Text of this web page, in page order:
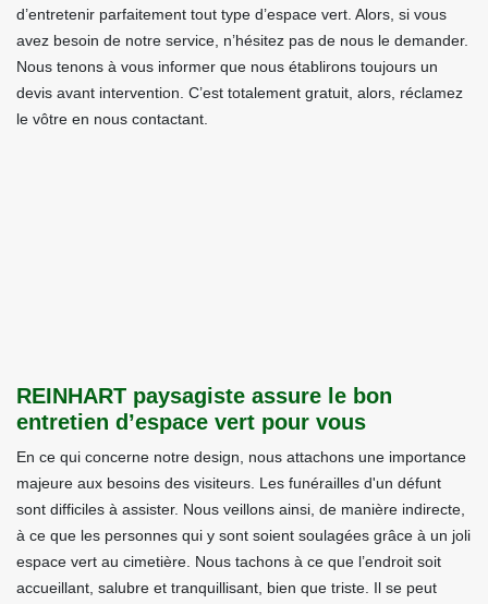
d’entretenir parfaitement tout type d’espace vert. Alors, si vous
avez besoin de notre service, n’hésitez pas de nous le demander.
Nous tenons à vous informer que nous établirons toujours un
devis avant intervention. C’est totalement gratuit, alors, réclamez
le vôtre en nous contactant.
REINHART paysagiste assure le bon
entretien d’espace vert pour vous
En ce qui concerne notre design, nous attachons une importance
majeure aux besoins des visiteurs. Les funérailles d'un défunt
sont difficiles à assister. Nous veillons ainsi, de manière indirecte,
à ce que les personnes qui y sont soient soulagées grâce à un joli
espace vert au cimetière. Nous tachons à ce que l’endroit soit
accueillant, salubre et tranquillisant, bien que triste. Il se peut